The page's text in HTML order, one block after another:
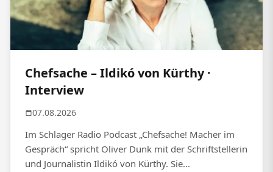
Chefsache – Ildikó von Kürthy ·
Interview
07.08.2026
Im Schlager Radio Podcast „Chefsache! Macher im
Gespräch“ spricht Oliver Dunk mit der Schriftstellerin
und Journalistin Ildikó von Kürthy. Sie...